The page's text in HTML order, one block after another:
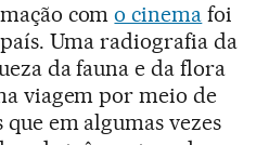
como cinema foi
Uma radiografia da
da fauna e da flora
viagem por meio de
em algumas vezes